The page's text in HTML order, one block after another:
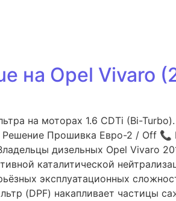
Opel Vivaro
на моторах 1.6 CDTi (Bi-
Решение Прошивка Евро-2 / Off 📞
дизельных Opel Vivaro
каталитической
эксплуатационных
(DPF) накапливает частицы